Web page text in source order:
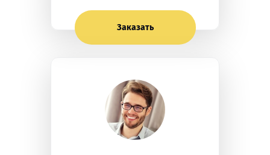
Заказать